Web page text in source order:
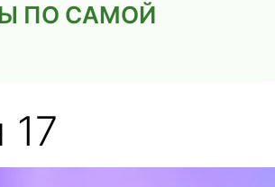
ПО САМОЙ